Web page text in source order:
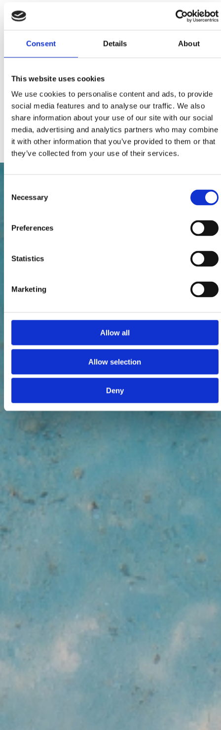
Consent Details About
This website uses cookies
We use cookies to personalise content and ads, to provide
social media features and to analyse our traffic. We also
share information about your use of our site with our social
media, advertising and analytics partners who may combine
it with other information that you’ve provided to them or that
they’ve collected from your use of their services.
Selection
Necessary
Preferences
Statistics
Marketing
Allow all
Allow selection
Deny
Pokoj
Hlavní postele (počet):
Celkový počet postelí:
Parkoviště
Topení
Telefonní přípojka
Kabelová nebo satelitní televize
Internet